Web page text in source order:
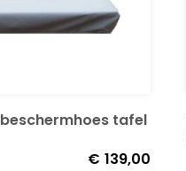
tafel
€ 139,00